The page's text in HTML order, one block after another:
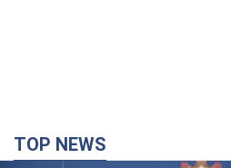
TOP NEWS